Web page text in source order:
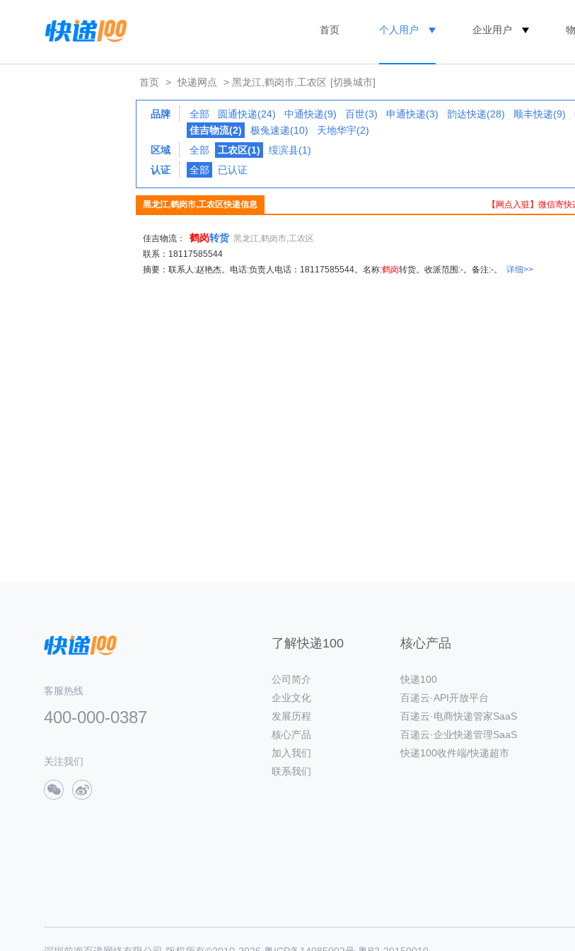
首页 个人用户 企业用户
首页 > 快递网点 > 黑龙江,鹤岗市,工农区 [切换城市]
品牌 全部 圆通快递(24) 中通快递(9) 百世(3) 申通快递(3) 韵达快递(28) 顺丰快递(9)
佳吉物流(2)
极兔速递(10)
天地华宇(2)
区域
全部 工农区(1)
绥滨县(1)
认证
全部 已认证
【网点入驻】微信寄
黑龙江,鹤岗市,工农区快递信息
佳吉物流： 鹤岗转货 黑龙江,鹤岗市,工农区
联系：18117585544
摘要：联系人:赵艳杰。电话:负责人电话：18117585544。名称:鹤岗转货。收派范围:-。备注:-。 详细>>
客服热线
400-000-0387
关注我们
了解快递100
公司简介
企业文化
发展历程
核心产品
加入我们
联系我们
核心产品
快递100
百递云·API开放平台
百递云·电商快递管家SaaS
百递云·企业快递管理SaaS
快递100收件端/快递超市